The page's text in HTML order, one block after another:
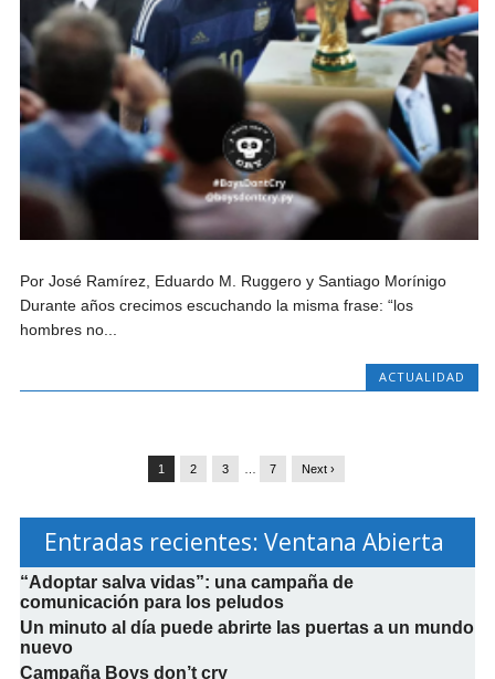
Por José Ramírez, Eduardo M. Ruggero y Santiago Morínigo
Durante años crecimos escuchando la misma frase: “los
hombres no...
ACTUALIDAD
1 2 3 7 Next ›
Entradas recientes: Ventana Abierta
“Adoptar salva vidas”: una campaña de
comunicación para los peludos
Un minuto al día puede abrirte las puertas a un mundo
nuevo
Campaña Boys don’t cry